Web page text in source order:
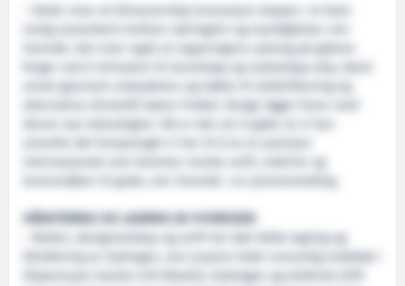
– Dette viser at klimavennlig innovasjon skapes i et best
mulig samarbeid mellom næringsliv og myndigheter, sier
Hareide. Det viser også at regjeringens satsing på grønne
ferger ved å stimulere til lavutslipp og nullutslipp skip, blant
annet gjennom anbudskrav og støtte til elektrifisering og
alternative drivstoff, bærer frukter. Norge ligger foran med
denne nye teknologien. Nå er det om å gjøre at vi kan
omsette det forspranget vi har til å ta en posisjon
internasjonalt som kommer norske verft, rederier og
leverandører til gode, sier Hareide i en pressemelding.
HÅNDTERING OG LAGRING AV HYDROGEN
– Rederi, designselskap og verft har løst både lagring og
håndtering av hydrogen, sier juryens leder ansvarlig redaktør i
Skipsrevyen Gustav Erik Blaalid. Hydrogen og elektrisk drift